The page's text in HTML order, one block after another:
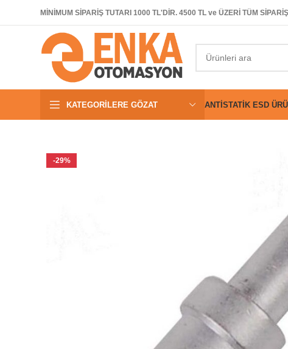
MİNİMUM SİPARİŞ TUTARI 1000 TL'DİR. 4500 TL ve ÜZERİ TÜM
KATEGORILERE GÖZAT ANTISTATIK ESD
-29%